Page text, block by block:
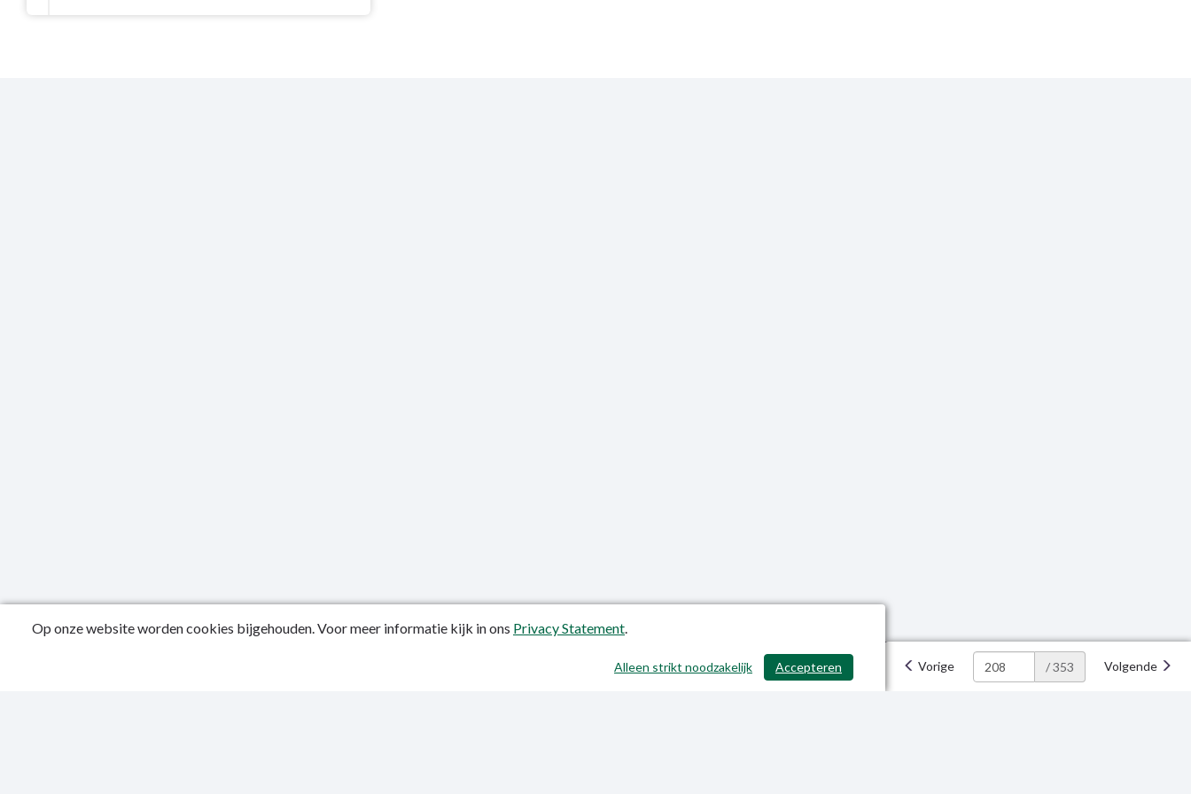
Vorige / 353 Volgende
Op onze website worden cookies bijgehouden. Voor meer informatie kijk in ons Privacy Statement.
Accepteren
Alleen strikt noodzakelijk